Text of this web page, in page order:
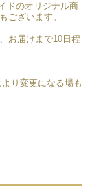
ドのオリジナル商
ございます。
お届けまで10日程
り変更になる場も